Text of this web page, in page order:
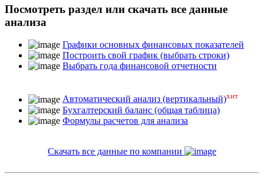
Посмотреть раздел или скачать все данные
анализа
Графики основных финансовых показателей
Построить свой график (выбрать строки)
Выбрать года финансовой отчетности
Автоматический анализ (вертикальный)хит
Бухгалтерский баланс (общая таблица)
Формулы расчетов для анализа
Скачать все данные по компании